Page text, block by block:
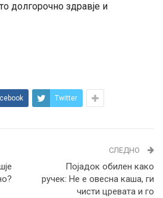
долгорочно здравје и
Twitter
СЛЕДНО
Појадок обилен како
ручек: Не е овесна каша, ги
чисти цревата и го